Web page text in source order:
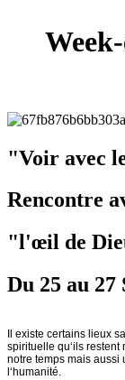
"Voir avec
Rencontre
"l'œil de
Du 25 au 27
Il existe certains lieux
spirituelle qu‘ils
notre temps mais aussi
l‘humanité.